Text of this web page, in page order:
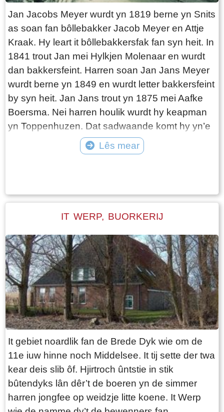
Jan Jacobs Meyer wurdt yn 1819 berne yn Snits
as soan fan bôllebakker Jacob Meyer en Attje
Kraak. Hy leart it bôllebakkersfak fan syn heit. In
1841 trout Jan mei Hylkjen Molenaar en wurdt
dan bakkersfeint. Harren soan Jan Jans Meyer
wurdt berne yn 1849 en wurdt letter bakkersfeint
by syn heit. Jan Jans trout yn 1875 mei Aafke
Boersma. Nei harren houlik wurdt hy keapman
yn Toppenhuzen. Dat sadwaande komt hy yn’e
doarpen om Snits hinne en heart hy fan Hessel
Rintjes Boschma, boer oan’e Tsjaerddyk (31),
wol graach in bakkerij yn it doarp en wit dat Jan
him de ideale kandidaat om hjir in bakkerij te
begjinnen. “It giet oan” en op 12 maaie 1877
ferhúzjen Jan en Aafke nei Folsgeare. Jan
Meyer wurdt de earste bakker yn it doarp en se
sette goed útein.
Lês mear
IT WERP, BUORKERIJ
It gebiet noardlik fan de Brede Dyk wie om de
11e iuw hinne noch Middelsee. It tij sette der twa
kear deis slib ôf. Hjirtroch ûntstie in stik
bûtendyks lân dêr’t de boeren yn de simmer
harren jongfee op weidzje litte koene. It Werp